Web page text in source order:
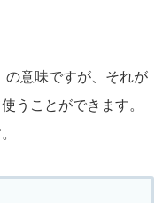
の意味ですが、それが
うことができます。